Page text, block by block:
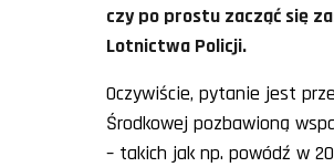
czy po prostu zacząć się
Lotnictwa Policji.
Oczywiście, pytanie jest
Środkowej pozbawioną
– takich jak np. powódź w